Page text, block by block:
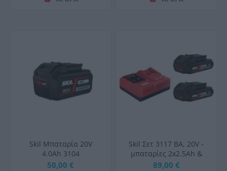
Skil Μπαταρία 20V
4.0Ah 3104
50,00 €
Skil Σετ 3117 BA, 20V -
μπαταρίες 2x2.5Ah &
ταχυφορτιστής 6A
89,00 €